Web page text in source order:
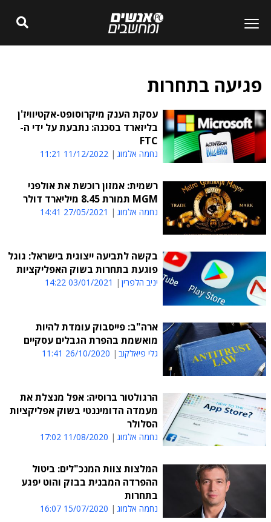
פגיעה בתחרות
עסקת הענק מיקרוסופט-אקטיוויז'ן
בליזארד בסכנה: נתבעת על ידי ה-
FTC
נחמה אלמוג 11/12/2022 11:21
רשמית: אמזון רוכשת את אולפני
MGM תמורת 8.45 מיליארד דולר
נחמה אלמוג 27/05/2021 14:41
בקשה לתביעה ייצוגית בישראל: גוגל
פוגעת בתחרות בשוק האפליקציות
יניב הלפרין 03/01/2021 14:22
ארה"ב: פייסבוק עומדת להיות
מואשמת בהפרת הגבלים עסקיים
גלי פיאלקוב 26/10/2020 11:41
הרגולטור ברוסיה: אפל מנצלת את
מעמדה הדומיננטי בשוק אפליקציות
הסלולר
נחמה אלמוג 11/08/2020 17:02
המלצות צוות המנכ"לים: ביטול
ההפרדה המבנית בבזק והוט יפגע
בתחרות
נחמה אלמוג 15/07/2020 16:07